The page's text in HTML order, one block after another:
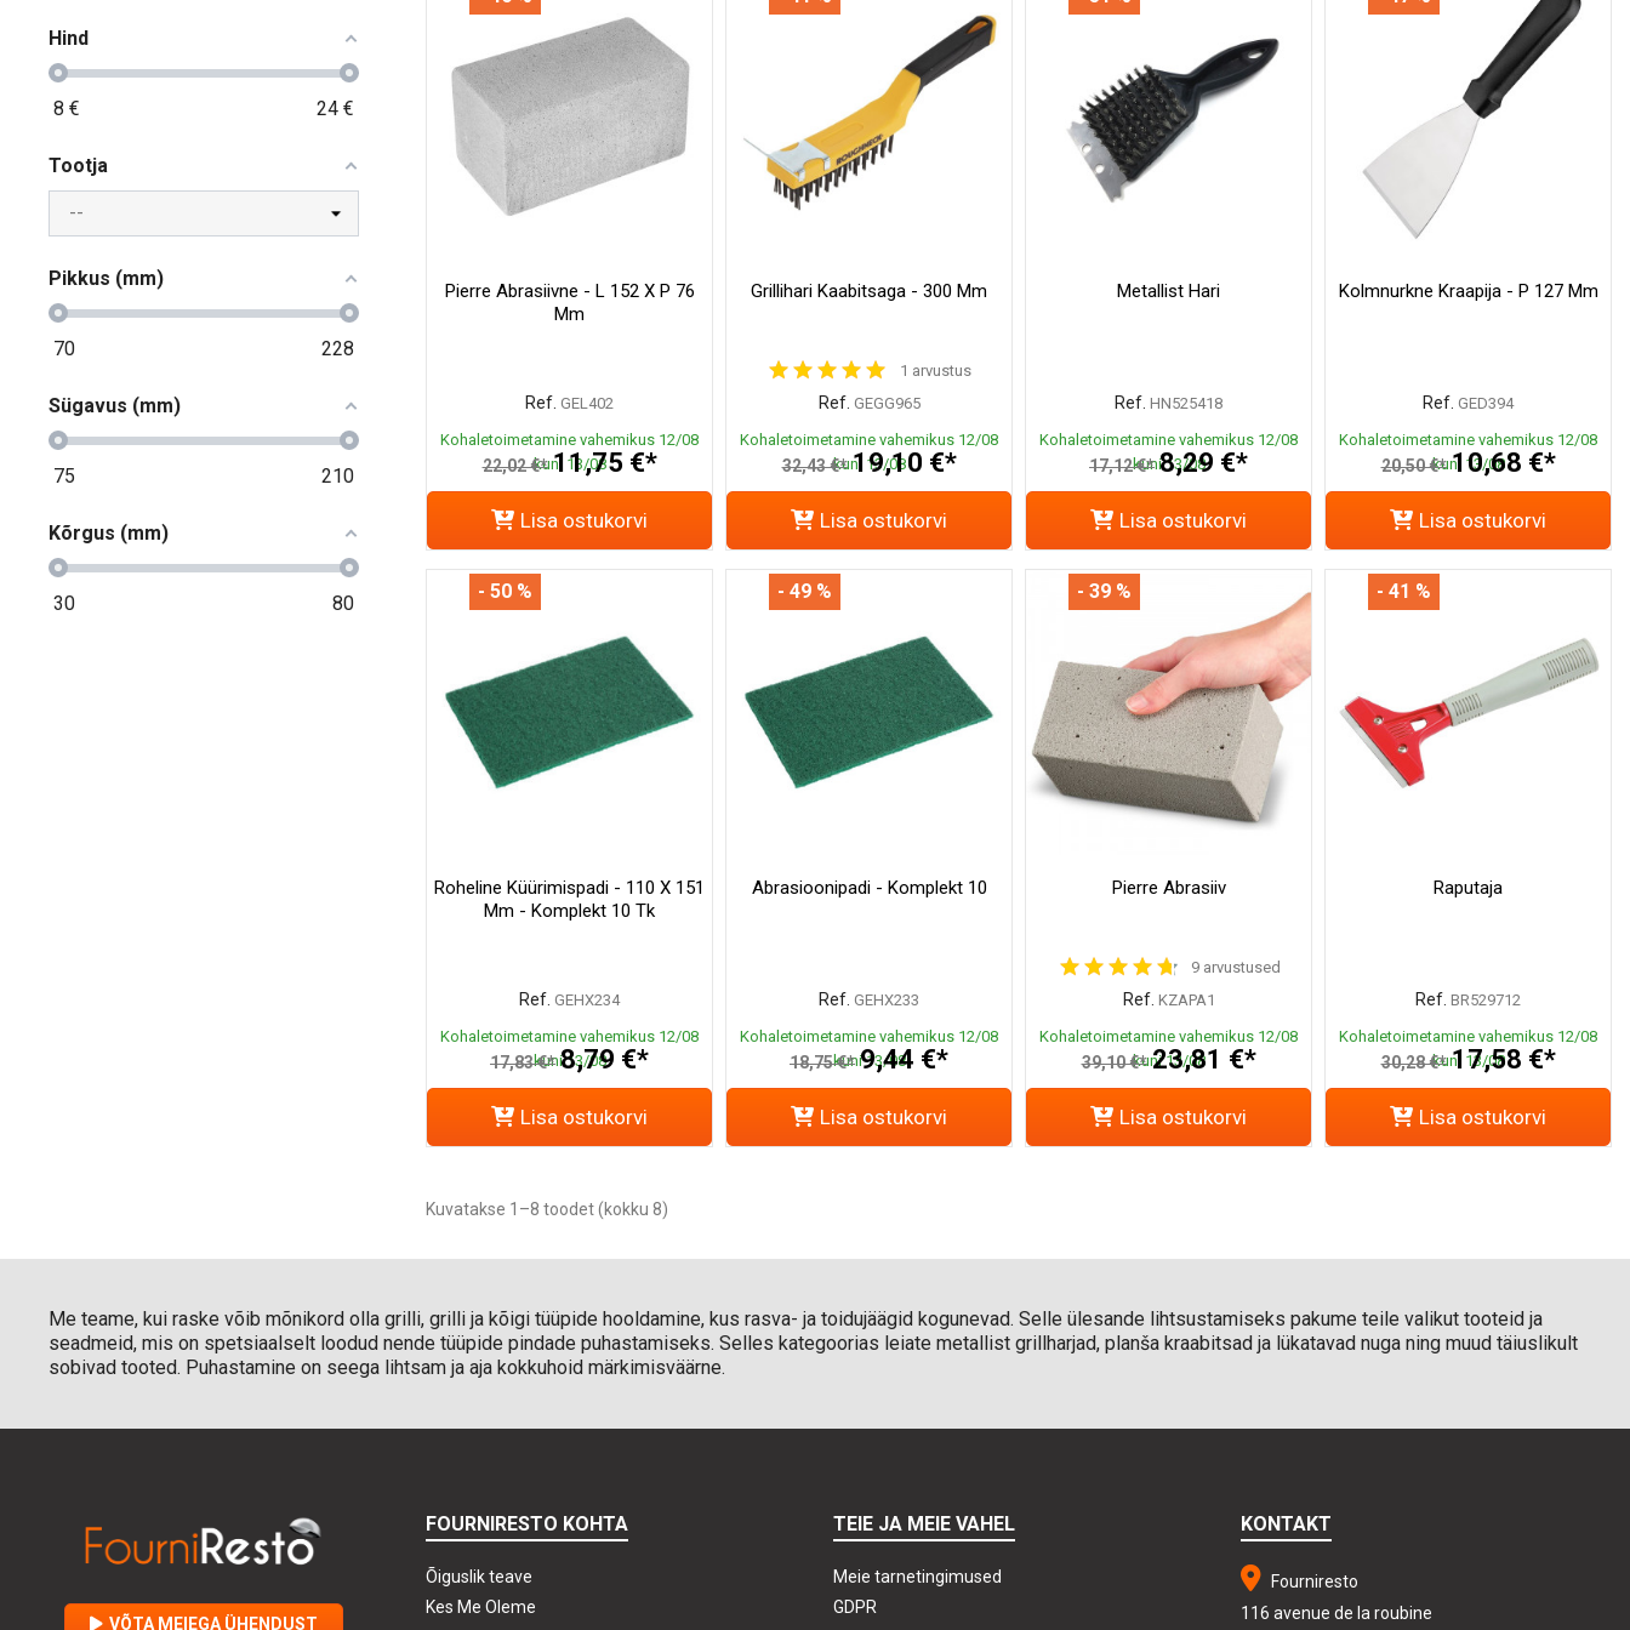
Hind
8 € 24 €
Tootja
Pikkus (mm)
70 228
Sügavus (mm)
75 210
Kõrgus (mm)
30 80
Pierre Abrasiivne - L 152 X P 76
Mm
Ref. GEL402
Kohaletoimetamine vahemikus 12/08
kuni 13/08
22,02 €* 11,75 €*
Lisa ostukorvi
Grillihari Kaabitsaga - 300 Mm
1 arvustus
Ref. GEGG965
Kohaletoimetamine vahemikus 12/08
kuni 13/08
32,43 €* 19,10 €*
Lisa ostukorvi
Metallist Hari
Ref. HN525418
Kohaletoimetamine vahemikus 12/08
kuni 13/08
17,12 €* 8,29 €*
Lisa ostukorvi
Kolmnurkne Kraapija - P 127 Mm
Ref. GED394
Kohaletoimetamine vahemikus 12/08
kuni 13/08
20,50 €* 10,68 €*
Lisa ostukorvi
Roheline Küürimispadi - 110 X 151
Mm - Komplekt 10 Tk
Ref. GEHX234
Kohaletoimetamine vahemikus 12/08
kuni 13/08
17,83 €* 8,79 €*
- 50 %
Lisa ostukorvi
Abrasioonipadi - Komplekt 10
Ref. GEHX233
Kohaletoimetamine vahemikus 12/08
kuni 13/08
18,75 €* 9,44 €*
- 49 %
Lisa ostukorvi
Pierre Abrasiiv
9 arvustused
Ref. KZAPA1
Kohaletoimetamine vahemikus 12/08
kuni 13/08
39,10 €* 23,81 €*
- 39 %
Lisa ostukorvi
Raputaja
Ref. BR529712
Kohaletoimetamine vahemikus 12/08
kuni 13/08
30,28 €* 17,58 €*
- 41 %
Lisa ostukorvi
Kuvatakse 1–8 toodet (kokku 8)
Me teame, kui raske võib mõnikord olla grilli, grilli ja kõigi tüüpide hooldamine, kus rasva- ja toidujäägid kogunevad. Selle ülesande lihtsustamiseks pakume teile valikut tooteid ja
seadmeid, mis on spetsiaalselt loodud nende tüüpide pindade puhastamiseks. Selles kategoorias leiate metallist grillharjad, planša kraabitsad ja lükatavad nuga ning muud täiuslikult
sobivad tooted. Puhastamine on seega lihtsam ja aja kokkuhoid märkimisväärne.
VÕTA MEIEGA ÜHENDUST
FOURNIRESTO KOHTA
Õiguslik teave
Kes Me Oleme
TEIE JA MEIE VAHEL
Meie tarnetingimused
GDPR
KONTAKT
Fourniresto
116 avenue de la roubine